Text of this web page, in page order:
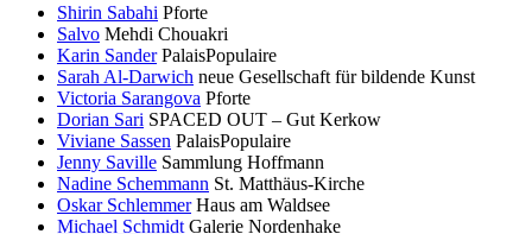
Shirin Sabahi Pforte
Salvo Mehdi Chouakri
Karin Sander PalaisPopulaire
Sarah Al-Darwich neue Gesellschaft für bildende Kunst
Victoria Sarangova Pforte
Dorian Sari SPACED OUT – Gut Kerkow
Viviane Sassen PalaisPopulaire
Jenny Saville Sammlung Hoffmann
Nadine Schemmann St. Matthäus-Kirche
Oskar Schlemmer Haus am Waldsee
Michael Schmidt Galerie Nordenhake